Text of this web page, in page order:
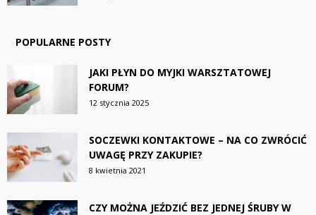
POPULARNE POSTY
JAKI PŁYN DO MYJKI WARSZTATOWEJ
FORUM?
12 stycznia 2025
SOCZEWKI KONTAKTOWE – NA CO ZWRÓCIĆ
UWAGĘ PRZY ZAKUPIE?
8 kwietnia 2021
CZY MOŻNA JEŹDZIĆ BEZ JEDNEJ ŚRUBY W